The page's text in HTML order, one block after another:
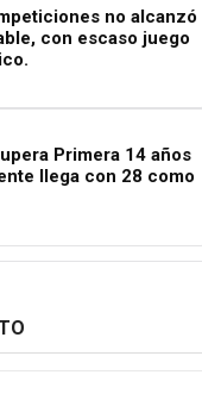
no alcanzó
con escaso juego
Primera 14 años
llega con 28 como